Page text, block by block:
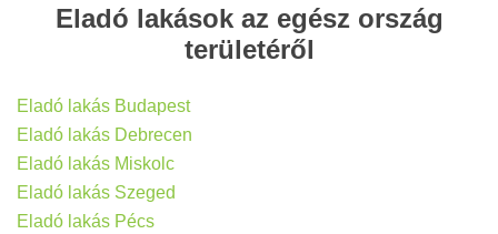
Eladó lakások az egész ország
területéről
Eladó lakás Budapest
Eladó lakás Debrecen
Eladó lakás Miskolc
Eladó lakás Szeged
Eladó lakás Pécs